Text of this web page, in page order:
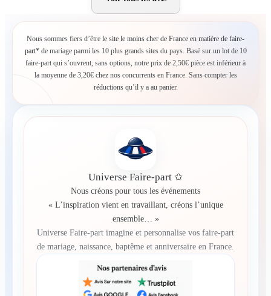
Nous sommes fiers d’être le site le moins cher de France en matière de faire-
part*de mariage parmi les 10 plus grands sites du pays. Basé sur un lot de 10
faire-part qui s’ouvrent, sans options, notre prix de 2,50€ pièce est inférieur à
la moyenne de 3,20€ chez nos concurrents en France. Sans compter les
réductions qu’il y a au panier.
Universe Faire-part ✩
Nous créons pour tous les événements
« L’inspiration vient en travaillant, créons l’unique
ensemble… »
Universe Faire-part imagine et personnalise vos faire-part
de mariage, naissance, baptême et anniversaire en France.